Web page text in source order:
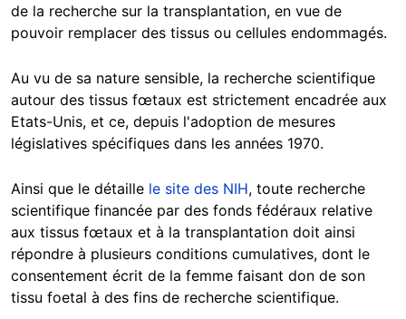
de la recherche sur la transplantation, en vue de
pouvoir remplacer des tissus ou cellules endommagés.
Au vu de sa nature sensible, la recherche scientifique
autour des tissus fœtaux est strictement encadrée aux
Etats-Unis, et ce, depuis l'adoption de mesures
législatives spécifiques dans les années 1970.
Ainsi que le détaille le site des NIH, toute recherche
scientifique financée par des fonds fédéraux relative
aux tissus fœtaux et à la transplantation doit ainsi
répondre à plusieurs conditions cumulatives, dont le
consentement écrit de la femme faisant don de son
tissu foetal à des fins de recherche scientifique.